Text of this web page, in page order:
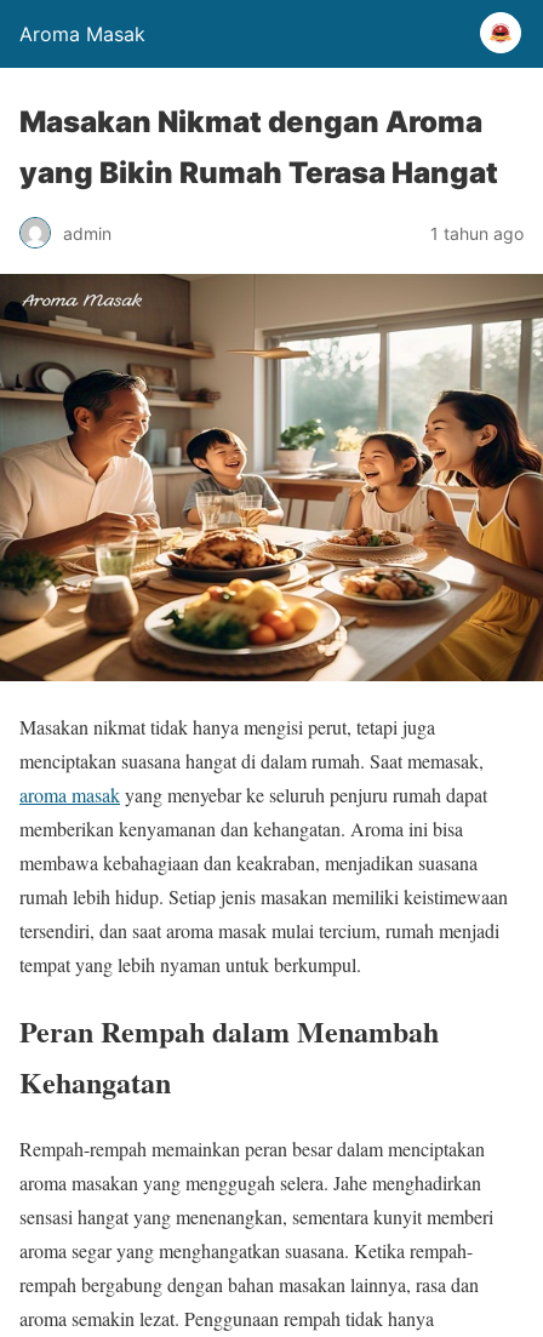
Aroma Masak
Masakan Nikmat dengan Aroma
yang Bikin Rumah Terasa Hangat
admin 1 tahun ago
Masakan nikmat tidak hanya mengisi perut, tetapi juga
menciptakan suasana hangat di dalam rumah. Saat memasak,
aroma masakyang menyebar ke seluruh penjuru rumah dapat
memberikan kenyamanan dan kehangatan. Aroma ini bisa
membawa kebahagiaan dan keakraban, menjadikan suasana
rumah lebih hidup. Setiap jenis masakan memiliki keistimewaan
tersendiri, dan saat aroma masak mulai tercium, rumah menjadi
tempat yang lebih nyaman untuk berkumpul.
Peran Rempah dalam Menambah
Kehangatan
Rempah-rempah memainkan peran besar dalam menciptakan
aroma masakan yang menggugah selera. Jahe menghadirkan
sensasi hangat yang menenangkan, sementara kunyit memberi
aroma segar yang menghangatkan suasana. Ketika rempah-
rempah bergabung dengan bahan masakan lainnya, rasa dan
aroma semakin lezat. Penggunaan rempah tidak hanya